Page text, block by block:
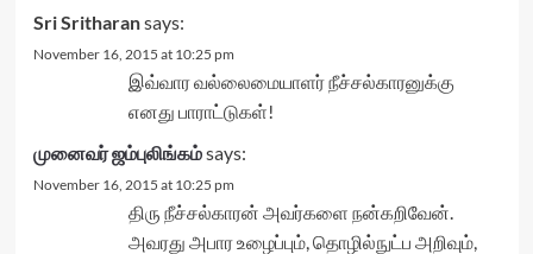
Sri Sritharansays:
November 16, 2015 at 10:25 pm
இவ்வார வல்லைமையாளர் நீச்சல்காரனுக்கு
எனது பாராட்டுகள்!
முனைவர் ஜம்புலிங்கம்says:
November 16, 2015 at 10:25 pm
திரு நீச்சல்காரன் அவர்களை நன்கறிவேன்.
அவரது அபார உழைப்பும், தொழில்நுட்ப அறிவும்,